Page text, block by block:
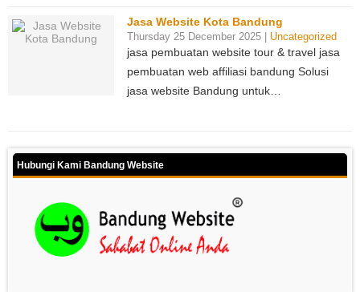
Jasa Website Kota Bandung
Thursday 25 December 2025 | Uncategorized
jasa pembuatan website tour & travel jasa
pembuatan web affiliasi bandung Solusi
jasa website Bandung untuk…
Hubungi Kami Bandung Website